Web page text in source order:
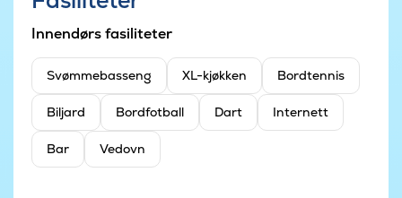
Innendørs fasiliteter
Svømmebasseng XL-kjøkken Bordtennis
Biljard Bordfotball Dart Internett
Bar Vedovn